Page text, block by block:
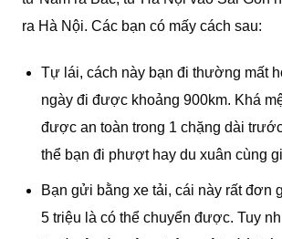
ra Hà Nội. Các bạn có mấy cách sau:
Tự lái, cách này bạn đi thường mất
ngày đi được khoảng 900km. Khá
được an toàn trong 1 chặng dài
thể bạn đi phượt hay du xuân cùng
Bạn gửi bằng xe tải, cái này rất đơn
5 triệu là có thể chuyển được. Tuy